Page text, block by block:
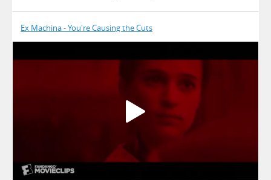
Ex Machina - You're Causing the Cuts